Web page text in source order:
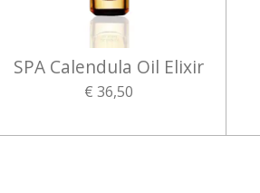
SPA Calendula Oil Elixir
€ 36,50